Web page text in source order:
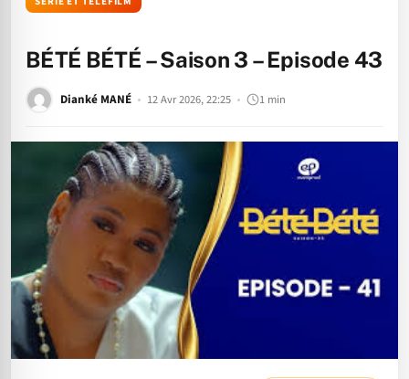
BÉTÉ BÉTÉ – Saison 3 – Episode 43
Dianké MANÉ 12 Avr 2026, 22:25 1 min